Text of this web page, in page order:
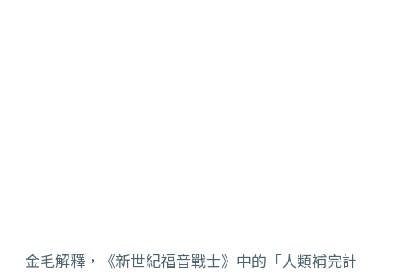
金毛解釋，《新世紀福音戰士》中的「人類補完計